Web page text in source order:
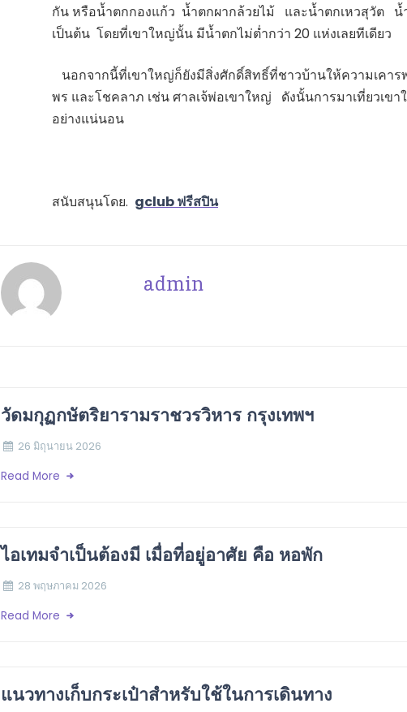
กัน หรือน้ำตกกองแก้ว น้ำตกผากล้วยไม้ และน้ำตกเหวสุวัต น้ำ
เป็นต้น โดยที่เขาใหญ่นั้น มีน้ำตกไม่ต่ำกว่า 20 แห่งเลยทีเดียว
นอกจากนี้ที่เขาใหญ่ก็ยังมีสิ่งศักดิ์สิทธิ์ที่ชาวบ้านให้ความเคา
พร และโชคลาภ เช่น ศาลเจ้พ่อเขาใหญ่ ดังนั้นการมาเที่ยวเข
อย่างแน่นอน
สนับสนุนโดย. gclub ฟรีสปิน
admin
วัดมกุฏกษัตริยารามราชวรวิหาร กรุงเทพฯ
26 มิถุนายน 2026
Read More
ไอเทมจำเป็นต้องมี เมื่อที่อยู่อาศัย คือ หอพัก
28 พฤษภาคม 2026
Read More
แนวทางเก็บกระเป๋าสำหรับใช้ในการเดินทาง